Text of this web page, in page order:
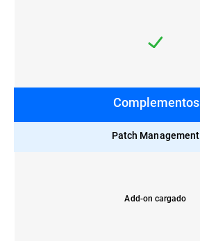
Complementos
Patch Management
Add-on cargado